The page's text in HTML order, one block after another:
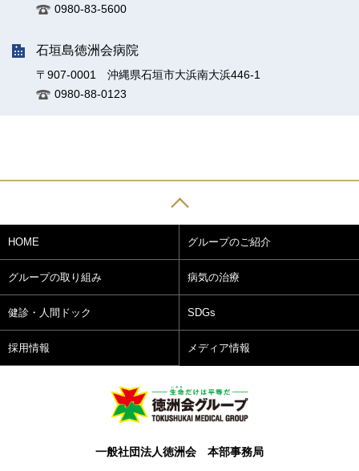
0980-83-5600
石垣島徳洲会病院
〒907-0001 沖縄県石垣市大浜南大浜446-1
0980-88-0123
HOME グループのご紹介
グループの取り組み 病気の治療
健診・人間ドック SDGs
採用情報 メディア情報
一般社団法人徳洲会 本部事務局